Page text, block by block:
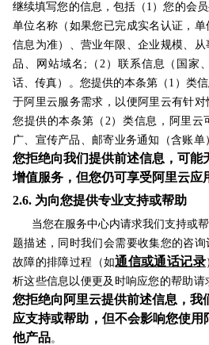
继续填写您的信息，包括（1）您的会
单位名称（如果您已完成实名认证，
信息为准）、营业年限、企业规模、
品、网站域名;（2）联系信息（国家
话、传真）。您提供的本条第（1）类
于阿里云服务需求，以便阿里云有针对
您提供的本条第（2）类信息，阿里云
广、宣传产品、邮寄业务通知（含账单
您拒绝向我们提供前述信息，可能
增值服务，但您仍可享受阿里云应
2.6. 为向您提供专业支持或帮助
当您在服务中心内请求我们支持或
题描述，同时我们会需要收集您的咨
故障的排障过程（如通信或通话记录
析这些信息以便更及时响应您的帮助请
您拒绝向阿里云提供前述信息，我
应支持或帮助，但不会影响您使
他产品。